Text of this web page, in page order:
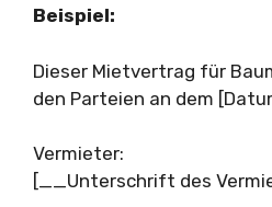
Beispiel:
Dieser Mietvertrag für
den Parteien an dem
Vermieter:
[__Unterschrift des